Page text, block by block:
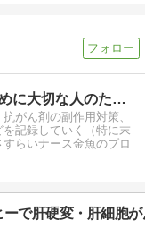
Walk Strong 自分のために大切な人のために歩き…
がん剤の副作用対策、
記録していく（特に末
らいナース金魚のブロ